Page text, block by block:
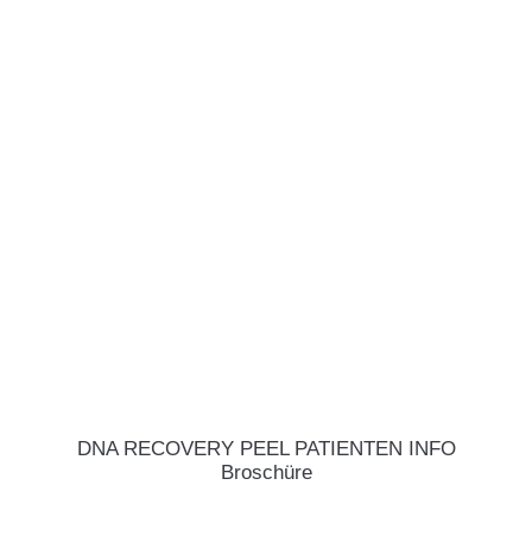
DNA RECOVERY PEEL PATIENTEN INFO
Broschüre